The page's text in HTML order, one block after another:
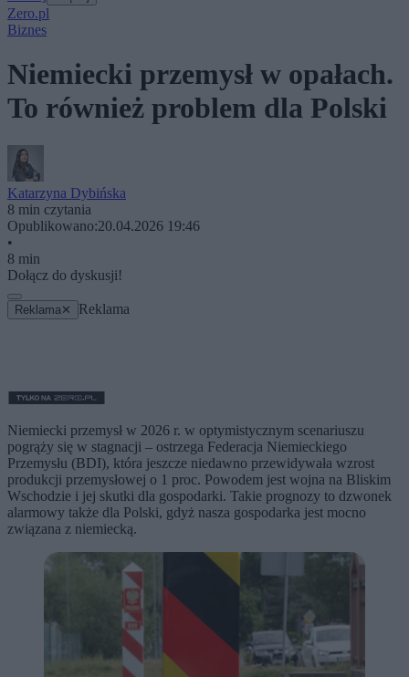
Zero.pl
Biznes
Niemiecki przemysł w opałach.
To również problem dla Polski
Katarzyna Dybińska
8 min czytania
Opublikowano:20.04.2026 19:46
•
8 min
Dołącz do dyskusji!
Reklama ✕ Reklama
Niemiecki przemysł w 2026 r. w optymistycznym scenariuszu
pogrąży się w stagnacji – ostrzega Federacja Niemieckiego
Przemysłu (BDI), która jeszcze niedawno przewidywała wzrost
produkcji przemysłowej o 1 proc. Powodem jest wojna na Bliskim
Wschodzie i jej skutki dla gospodarki. Takie prognozy to dzwonek
alarmowy także dla Polski, gdyż nasza gospodarka jest mocno
związana z niemiecką.